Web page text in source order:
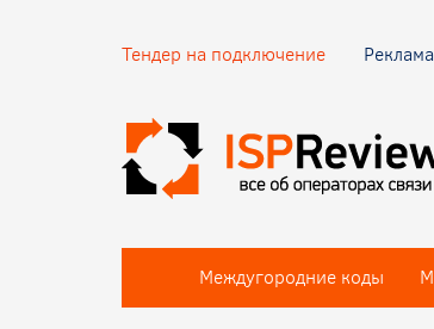
Тендер на подключение
Междугородние коды